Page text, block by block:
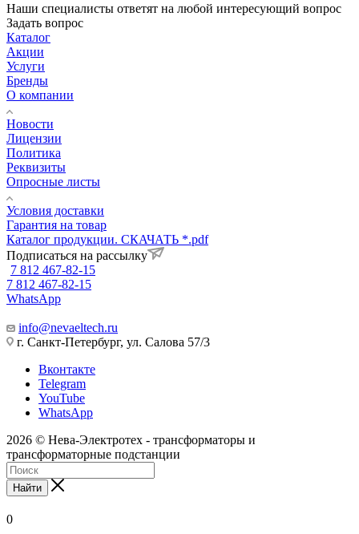
Наши специалисты ответят на любой интересующий вопрос
Задать вопрос
Каталог
Акции
Услуги
Бренды
О компании
Новости
Лицензии
Политика
Реквизиты
Опросные листы
Условия доставки
Гарантия на товар
Каталог продукции. СКАЧАТЬ *.pdf
Подписаться на рассылку
7 812 467-82-15
7 812 467-82-15
WhatsApp
info@nevaeltech.ru
г. Санкт-Петербург, ул. Салова 57/3
Вконтакте
Telegram
YouTube
WhatsApp
2026 © Нева-Электротех - трансформаторы и
трансформаторные подстанции
Найти
0